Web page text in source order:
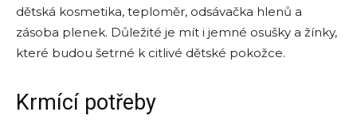
dětská kosmetika, teploměr, odsávačka hlenů a
zásoba plenek. Důležité je mít i jemné osušky a žínky,
které budou šetrné k citlivé dětské pokožce.
Krmící potřeby